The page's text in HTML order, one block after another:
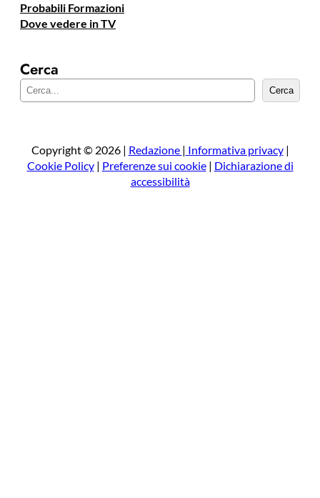
Probabili Formazioni
Dove vedere in TV
Cerca
e
a
Cerca
Copyright © 2026 | Redazione | Informativa privacy|
Cookie Policy| Preferenze sui cookie| Dichiarazione di
accessibilità